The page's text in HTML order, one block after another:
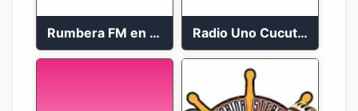
Rumbera FM en vivo 24/7 Radio Uno Cucuta 91.7 FM